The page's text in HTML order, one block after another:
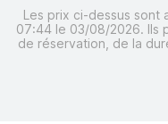
Les prix ci-dessus sont
07:44 le 03/08/2026. Ils
de réservation, de la